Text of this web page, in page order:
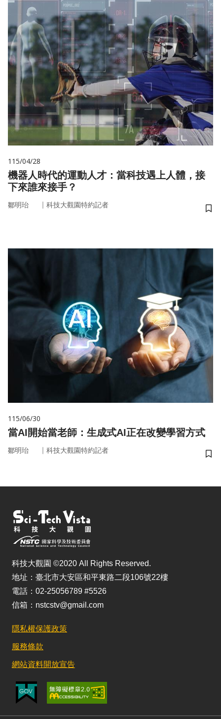
115/04/28
機器人時代的運動人才：當科技遇上人體，接
下來誰來接手？
鄒明珆 ｜ 科技大觀園特約記者
儲
115/06/30
當AI開始當老師：生成式AI正在改變學習方式
鄒明珆 ｜ 科技大觀園特約記者
儲
科技大觀園 ©2020 All Rights Reserved.
地址：臺北市大安區和平東路二段106號22樓
電話：02-25056789 #5526
信箱：nstcstv@gmail.com
隱私權保護政策
服務條款
網站資料開放宣告